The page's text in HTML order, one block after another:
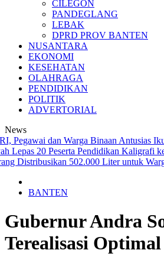
CILEGON
PANDEGLANG
LEBAK
DPRD PROV BANTEN
NUSANTARA
EKONOMI
KESEHATAN
OLAHRAGA
PENDIDIKAN
POLITIK
ADVERTORIAL
News
dan Warga Binaan Antusias Ikut
20 Peserta Pendidikan Kaligrafi ke
502.000 Liter untuk Warga
BANTEN
Gubernur Andra
Terealisasi Optimal